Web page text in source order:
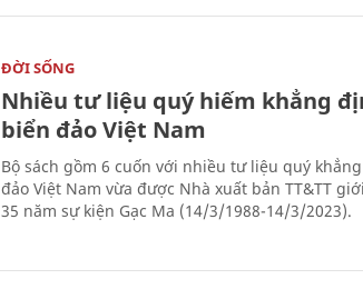
ĐỜI SỐNG
Nhiều tư liệu quý hiếm khẳng
biển đảo Việt Nam
Bộ sách gồm 6 cuốn với nhiều tư liệu quý
đảo Việt Nam vừa được Nhà xuất bản TT&TT
35 năm sự kiện Gạc Ma (14/3/1988-14/3/2023).